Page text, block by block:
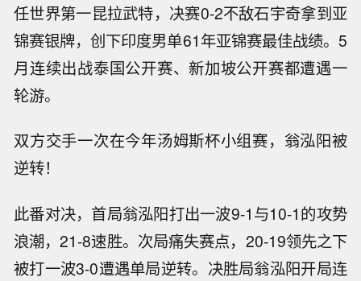
任世界第一昆拉武特，决赛0-2不敌石宇奇拿到亚
锦赛银牌，创下印度男单61年亚锦赛最佳战绩。5
月连续出战泰国公开赛、新加坡公开赛都遭遇一
轮游。
双方交手一次在今年汤姆斯杯小组赛，翁泓阳被
逆转！
此番对决，首局翁泓阳打出一波9-1与10-1的攻势
浪潮，21-8速胜。次局痛失赛点，20-19领先之下
被打一波3-0遭遇单局逆转。决胜局翁泓阳开局连